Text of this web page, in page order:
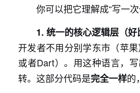
你可以把它理解成“写一
1. 统一的核心逻辑层（
开发者不用分别学东市（苹
或者Dart）。用这种语言，
转。这部分代码是完全一样的